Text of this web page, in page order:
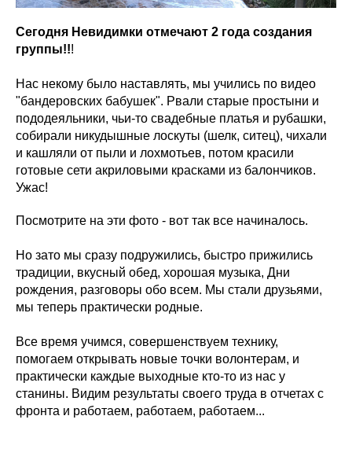
Сегодня Невидимки отмечают 2 года создания
группы!!!
Нас некому было наставлять, мы учились по видео
"бандеровских бабушек". Рвали старые простыни и
пододеяльники, чьи-то свадебные платья и рубашки,
собирали никудышные лоскуты (шелк, ситец), чихали
и кашляли от пыли и лохмотьев, потом красили
готовые сети акриловыми красками из балончиков.
Ужас!
Посмотрите на эти фото - вот так все начиналось.
Но зато мы сразу подружились, быстро прижились
традиции, вкусный обед, хорошая музыка, Дни
рождения, разговоры обо всем. Мы стали друзьями,
мы теперь практически родные.
Все время учимся, совершенствуем технику,
помогаем открывать новые точки волонтерам, и
практически каждые выходные кто-то из нас у
станины. Видим результаты своего труда в отчетах с
фронта и работаем, работаем, работаем...